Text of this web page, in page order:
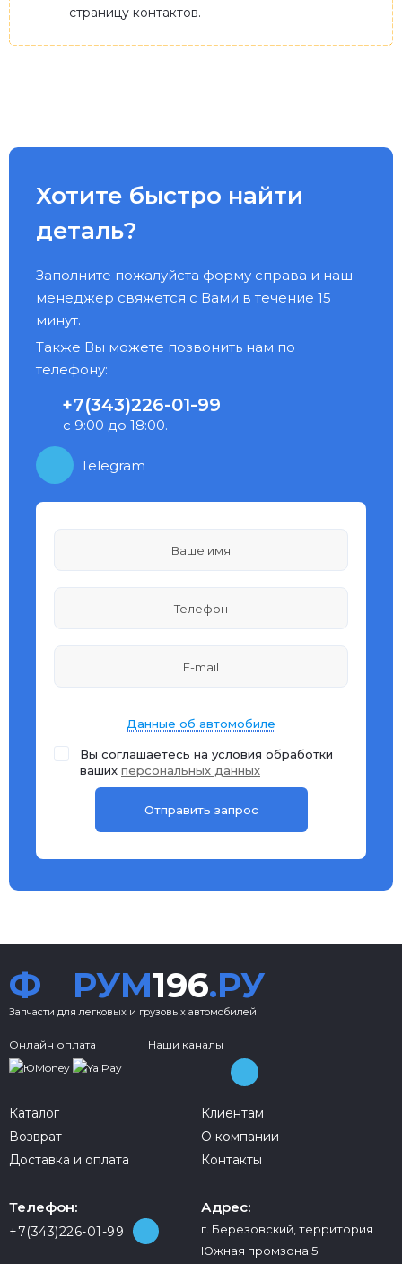
страницу контактов.
Хотите быстро найти
деталь?
Заполните пожалуйста форму справа и наш
менеджер свяжется с Вами в течение 15
минут.
Также Вы можете позвонить нам по
телефону:
+7(343)226-01-99
с 9:00 до 18:00.
Telegram
Данные об автомобиле
Вы соглашаетесь на условия обработки
ваших персональных данных
Ф РУМ196.РУ
Запчасти для легковых и грузовых автомобилей
Онлайн оплата Наши каналы
Каталог
Возврат
Доставка и оплата
Клиентам
О компании
Контакты
Телефон:
+7(343)226-01-99
Адрес:
г. Березовский, территория
Южная промзона 5